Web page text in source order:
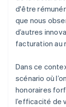
d'être
que nous
d’autres
facturation au
Dans ce
scénario où
honoraires
l’efficacité de